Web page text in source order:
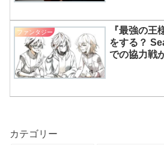
ファンタジー
『最強の王
をする？
での協力戦
カテゴリー